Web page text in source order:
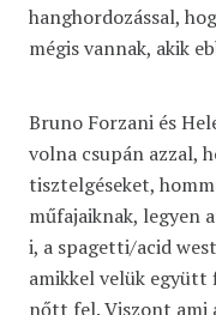
hanghordozással,
mégis vannak, akik
Bruno Forzani és
volna csupán azzal,
tisztelgéseket,
műfajaiknak, legyen
i, a spagetti/acid
amikkel velük együtt
nőtt fel. Viszont ami